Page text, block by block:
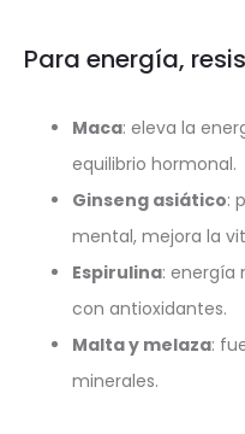
Para energía,
Maca: eleva la
equilibrio hormonal.
Ginseng asiático:
mental, mejora la
Espirulina: energía
con antioxidantes.
Malta y melaza:
minerales.